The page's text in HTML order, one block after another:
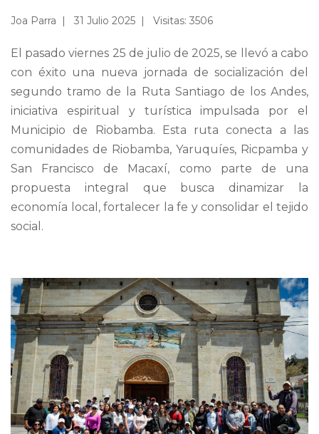
Joa Parra 31 Julio 2025 Visitas: 3506
El pasado viernes 25 de julio de 2025, se llevó a cabo
con éxito una nueva jornada de socialización del
segundo tramo de la Ruta Santiago de los Andes,
iniciativa espiritual y turística impulsada por el
Municipio de Riobamba. Esta ruta conecta a las
comunidades de Riobamba, Yaruquíes, Ricpamba y
San Francisco de Macaxí, como parte de una
propuesta integral que busca dinamizar la
economía local, fortalecer la fe y consolidar el tejido
social.